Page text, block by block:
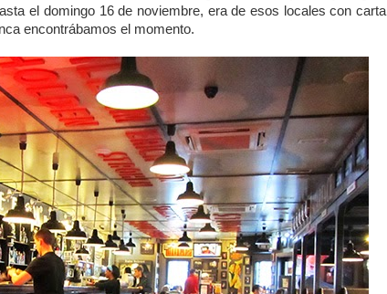
el domingo 16 de noviembre, era de esos locales con carta
encontrábamos el momento.